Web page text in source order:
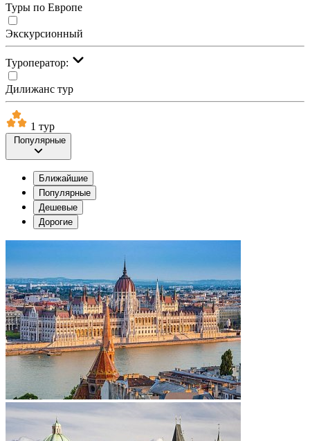
Туры по Европе
Экскурсионный
Туроператор:
Дилижанс тур
1 тур
Популярные
Ближайшие
Популярные
Дешевые
Дорогие